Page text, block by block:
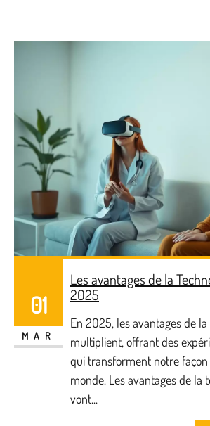
01
MAR
Les avantages de la
2025
En 2025, les avantages de
multiplient, offrant des
qui transforment notre façon
monde. Les avantages de la
vont...